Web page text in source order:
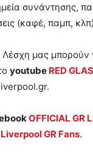
συνάντησης,
(καφέ, παμπ,
Λέσχη μας
youtube RED
OFFICIAL GR
Liverpool GR Fans.